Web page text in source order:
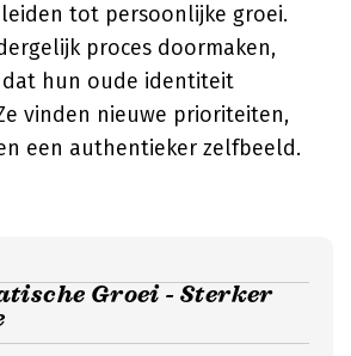
tot persoonlijke groei.
proces doormaken,
dat hun oude identiteit
vinden nieuwe prioriteiten,
een authentieker zelfbeeld.
Groei - Sterker